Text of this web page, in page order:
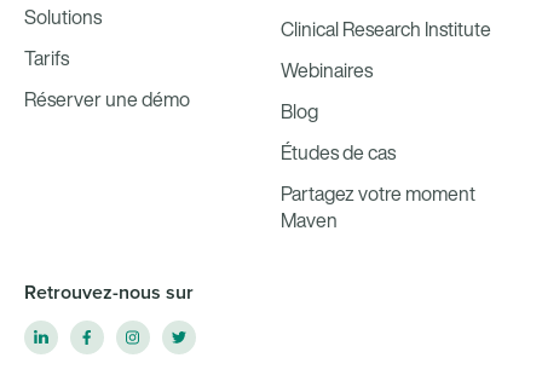
Solutions
Tarifs
Réserver une démo
Clinical Research Institute
Webinaires
Blog
Études de cas
Partagez votre moment
Maven
Retrouvez-nous sur